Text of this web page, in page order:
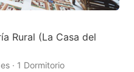
Rural (La Casa del
· 1 Dormitorio